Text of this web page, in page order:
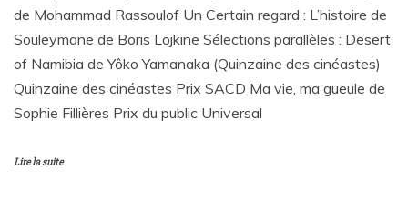
de Mohammad Rassoulof Un Certain regard : L’histoire de
Souleymane de Boris Lojkine Sélections parallèles : Desert
of Namibia de Yôko Yamanaka (Quinzaine des cinéastes)
Quinzaine des cinéastes Prix SACD Ma vie, ma gueule de
Sophie Fillières Prix du public Universal
Lire la suite